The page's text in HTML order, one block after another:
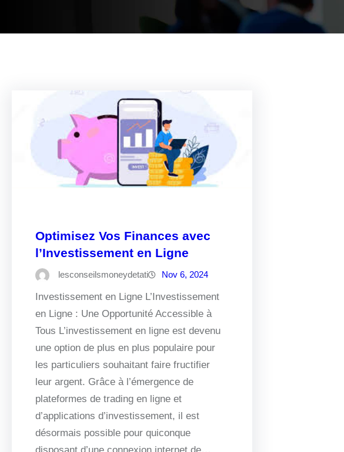
Optimisez Vos Finances avec
l’Investissement en Ligne
lesconseilsmoneydetati Nov 6, 2024
Investissement en Ligne L’Investissement
en Ligne : Une Opportunité Accessible à
Tous L’investissement en ligne est devenu
une option de plus en plus populaire pour
les particuliers souhaitant faire fructifier
leur argent. Grâce à l’émergence de
plateformes de trading en ligne et
d’applications d’investissement, il est
désormais possible pour quiconque